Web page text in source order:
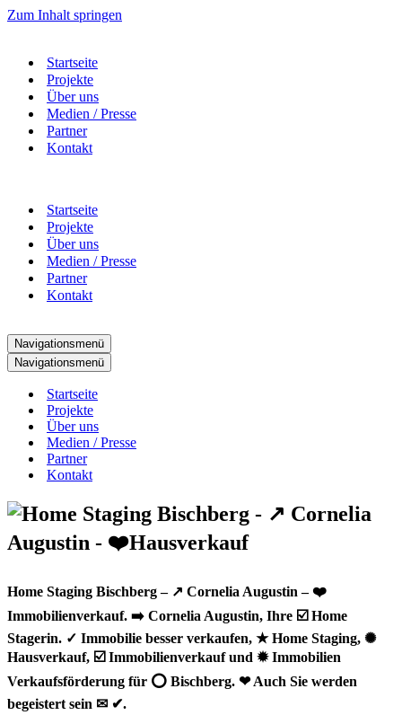
Zum Inhalt springen
Startseite
Projekte
Über uns
Medien / Presse
Partner
Kontakt
Startseite
Projekte
Über uns
Medien / Presse
Partner
Kontakt
Navigationsmenü
Navigationsmenü
Startseite
Projekte
Über uns
Medien / Presse
Partner
Kontakt
Home Staging Bischberg – ↗️ Cornelia Augustin – ❤️
Immobilienverkauf. ➡️ Cornelia Augustin, Ihre ☑️ Home
Stagerin. ✓ Immobilie besser verkaufen, ★ Home Staging, ✺
Hausverkauf, ☑️ Immobilienverkauf und ✹ Immobilien
Verkaufsförderung für ⭕ Bischberg. ❤ Auch Sie werden
begeistert sein ✉ ✔.